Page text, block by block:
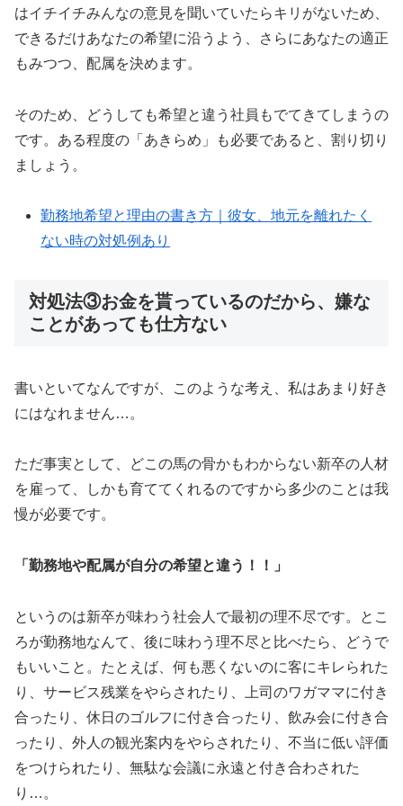
はイチイチみんなの意見を聞いていたらキリがないため、
できるだけあなたの希望に沿うよう、さらにあなたの適正
もみつつ、配属を決めます。
そのため、どうしても希望と違う社員もでてきてしまうの
です。ある程度の「あきらめ」も必要であると、割り切り
ましょう。
勤務地希望と理由の書き方｜彼女、地元を離れたく
ない時の対処例あり
対処法③お金を貰っているのだから、嫌な
ことがあっても仕方ない
書いといてなんですが、このような考え、私はあまり好き
にはなれません…。
ただ事実として、どこの馬の骨かもわからない新卒の人材
を雇って、しかも育ててくれるのですから多少のことは我
慢が必要です。
「勤務地や配属が自分の希望と違う！！」
というのは新卒が味わう社会人で最初の理不尽です。とこ
ろが勤務地なんて、後に味わう理不尽と比べたら、どうで
もいいこと。たとえば、何も悪くないのに客にキレられた
り、サービス残業をやらされたり、上司のワガママに付き
合ったり、休日のゴルフに付き合ったり、飲み会に付き合
ったり、外人の観光案内をやらされたり、不当に低い評価
をつけられたり、無駄な会議に永遠と付き合わされた
り…。